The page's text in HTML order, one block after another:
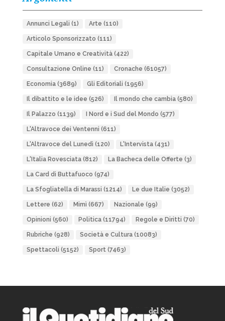
Annunci Legali (1) Arte (110)
Articolo Sponsorizzato (111)
Capitale Umano e Creatività(422)
Consultazione Online (11) Cronache (61057)
Economia(3689) Gli Editoriali (1956)
Il dibattito e le idee (526) Il mondo che cambia(580)
Il Palazzo (1139) I Nord e i Sud del Mondo (577)
L'Altravoce dei Ventenni (611)
L'Altravoce del Lunedì (120) L'Intervista(431)
L'Italia Rovesciata(812) La Bacheca delle Offerte (3)
La Card di Buttafuoco (974)
La Sfogliatella di Marassi (1214) Le due Italie (3052)
Lettere (62) Mimì (667) Nazionale (99)
Opinioni (560) Politica(11794) Regole e Diritti (70)
Rubriche (928) Società e Cultura(10083)
Spettacoli (5152) Sport(7463)